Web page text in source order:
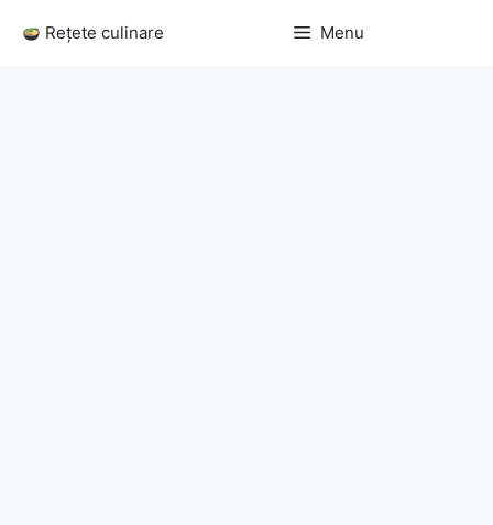
Rețete culinare Menu